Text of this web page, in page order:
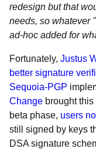
redesign but that
needs, so whatever
ad-hoc added for
Fortunately, Justus
better signature
Sequoia-PGP
Change brought
beta phase, users
still signed by keys
DSA signature